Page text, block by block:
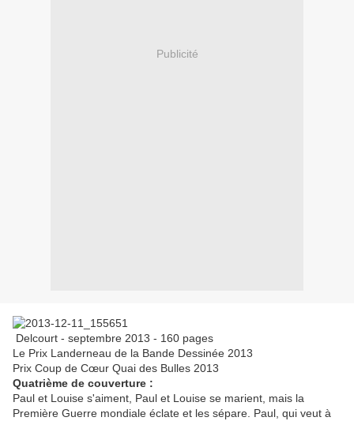
Publicité
Delcourt - septembre 2013 - 160 pages
Le Prix Landerneau de la Bande Dessinée 2013
Prix Coup de Cœur Quai des Bulles 2013
Quatrième de couverture :
Paul et Louise s'aiment, Paul et Louise se marient, mais la
Première Guerre mondiale éclate et les sépare. Paul, qui veut à